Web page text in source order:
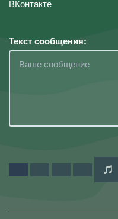
Текст сообщения: